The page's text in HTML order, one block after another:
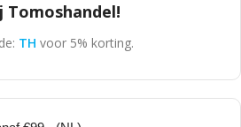
Tomoshandel!
TH voor 5% korting.